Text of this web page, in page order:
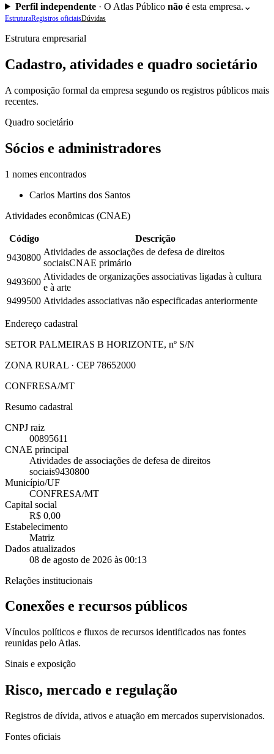
Perfil independente· O Atlas Público não éesta empresa. ⌄
EstruturaRegistros oficiaisDúvidas
Estrutura empresarial
Cadastro, atividades e quadro societário
A composição formal da empresa segundo os registros públicos mais
recentes.
Quadro societário
Sócios e administradores
1 nomes encontrados
Carlos Martins dos Santos
Atividades econômicas (CNAE)
Código
Descrição
9430800
Atividades de associações de defesa de direitos
sociaisCNAE primário
9493600
Atividades de organizações associativas ligadas à cultura
e à arte
9499500 Atividades associativas não especificadas anteriormente
Endereço cadastral
SETOR PALMEIRAS B HORIZONTE, nº S/N
ZONA RURAL · CEP 78652000
CONFRESA/MT
Resumo cadastral
CNPJ raiz
00895611
CNAE principal
Atividades de associações de defesa de direitos
sociais9430800
Município/UF
CONFRESA/MT
Capital social
R$ 0,00
Estabelecimento
Matriz
Dados atualizados
08 de agosto de 2026 às 00:13
Relações institucionais
Conexões e recursos públicos
Vínculos políticos e fluxos de recursos identificados nas fontes
reunidas pelo Atlas.
Sinais e exposição
Risco, mercado e regulação
Registros de dívida, ativos e atuação em mercados supervisionados.
Fontes oficiais